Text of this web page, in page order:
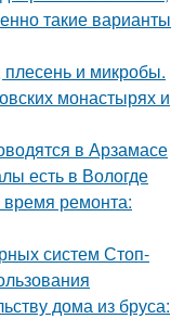
такие варианты
плесень и микробы.
монастырях и
в Арзамасе
есть в Вологде
ремонта:
систем Стоп-
дома из бруса: